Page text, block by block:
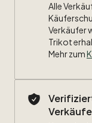
Alle
Verkäufer
Trikot
Mehr zum